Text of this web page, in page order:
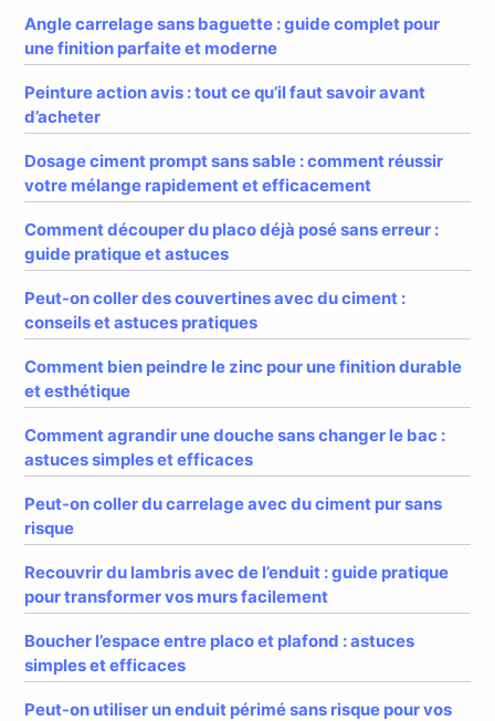
Angle carrelage sans baguette : guide complet pour
une finition parfaite et moderne
Peinture action avis : tout ce qu’il faut savoir avant
d’acheter
Dosage ciment prompt sans sable : comment réussir
votre mélange rapidement et efficacement
Comment découper du placo déjà posé sans erreur :
guide pratique et astuces
Peut-on coller des couvertines avec du ciment :
conseils et astuces pratiques
Comment bien peindre le zinc pour une finition durable
et esthétique
Comment agrandir une douche sans changer le bac :
astuces simples et efficaces
Peut-on coller du carrelage avec du ciment pur sans
risque
Recouvrir du lambris avec de l’enduit : guide pratique
pour transformer vos murs facilement
Boucher l’espace entre placo et plafond : astuces
simples et efficaces
Peut-on utiliser un enduit périmé sans risque pour vos